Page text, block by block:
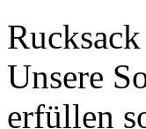
Unsere
erfüllen